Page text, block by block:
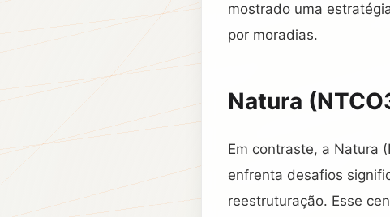
mostrado uma
por moradias.
Natura
Em contraste, a Natura
enfrenta desafios
reestruturação. Esse